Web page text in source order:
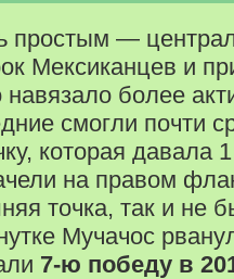
простым —
Мексиканцев и
навязало более
смогли почти
которая давала
на правом
точка, так и не
Мучачос
7-ю победу в